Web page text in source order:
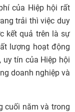
của Hiệp hội rất
trải thì việc duy
kết quả trên là sự
lượng hoạt động
uy tín của Hiệp hội
doanh nghiệp và
năm và trong